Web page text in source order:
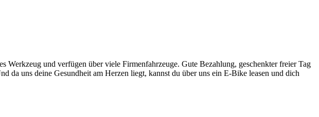
Werk­zeug und verfügen über viele Firmen­fahr­zeuge. Gute Be­zahlung, ge­schenk­ter freier Tag
da uns deine Gesund­heit am Herzen liegt, kannst du über uns ein E-Bike leasen und dich